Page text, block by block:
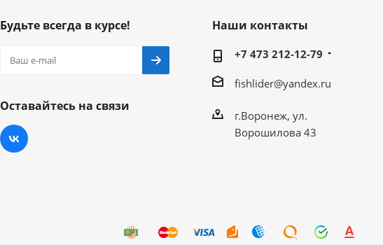
Будьте всегда в курсе!
Оставайтесь на связи
Наши контакты
+7 473 212-12-79
fishlider@yandex.ru
г.Воронеж, ул.
Ворошилова 43